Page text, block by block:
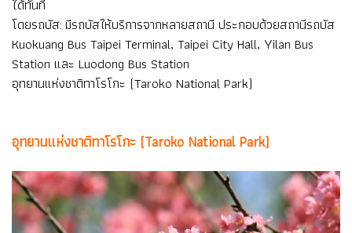
ได้ทันที
โดยรถบัส: มีรถบัสให้บริการจากหลายสถานี ประกอบด้วยสถานีรถบัส
Kuokuang Bus Taipei Terminal, Taipei City Hall, Yilan Bus
Station และ Luodong Bus Station
อุทยานแห่งชาติทาโรโกะ (Taroko National Park)
อุทยานแห่งชาติทาโรโกะ (Taroko National Park)